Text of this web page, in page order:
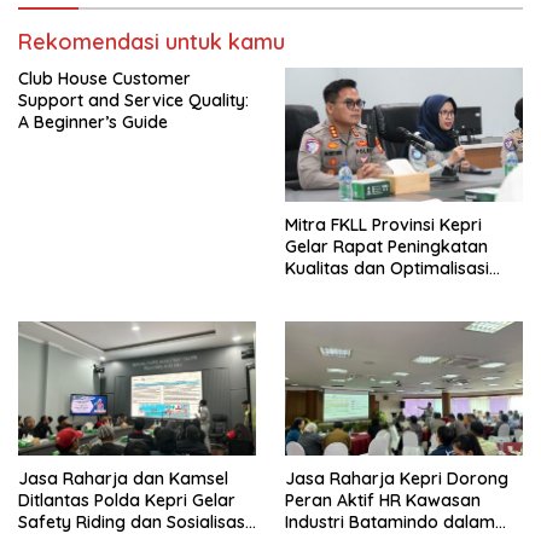
Rekomendasi untuk kamu
Club House Customer
Support and Service Quality:
A Beginner’s Guide
Mitra FKLL Provinsi Kepri
Gelar Rapat Peningkatan
Kualitas dan Optimalisasi
Jasa Raharja dan Kamsel
Ditlantas Polda Kepri Gelar
Safety Riding dan Sosialisasi
Jasa Raharja Kepri Dorong
Peran Aktif HR Kawasan
Industri Batamindo dalam